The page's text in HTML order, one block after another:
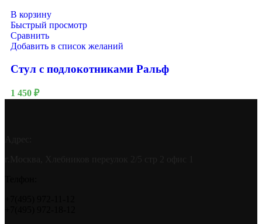
В корзину
Быстрый просмотр
Сравнить
Добавить в список желаний
Стул с подлокотниками Ральф
1 450 ₽